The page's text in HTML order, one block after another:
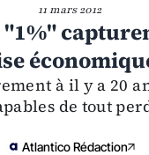
11 mars 2012
"1%"
à il y a 20
de tout
Atlantico Rédaction